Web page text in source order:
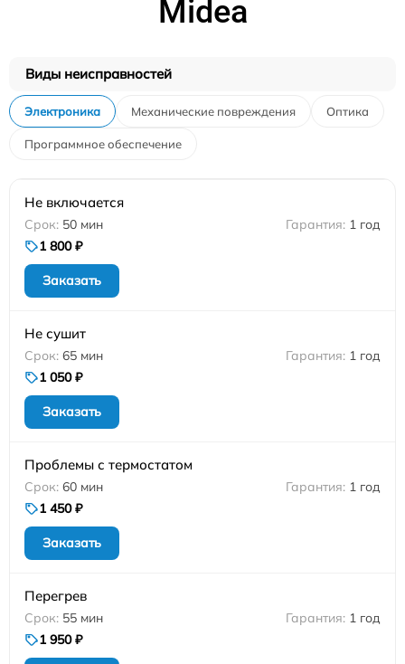
Midea
Виды неисправностей
Электроника Механические повреждения Оптика
Программное обеспечение
Не включается
50 мин
1 год
1 800 ₽
Заказать
Не сушит
65 мин
1 год
1 050 ₽
Заказать
Проблемы с термостатом
60 мин
1 год
1 450 ₽
Заказать
Перегрев
55 мин
1 год
1 950 ₽